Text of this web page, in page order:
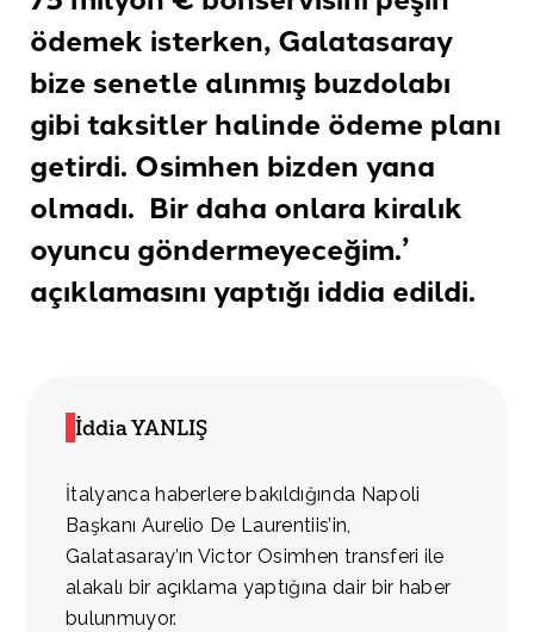
ödemek isterken, Galatasaray
bize senetle alınmış buzdolabı
gibi taksitler halinde ödeme planı
getirdi. Osimhen bizden yana
olmadı. Bir daha onlara kiralık
oyuncu göndermeyeceğim.’
açıklamasını yaptığı iddia edildi.
İddia YANLIŞ
İtalyanca haberlere bakıldığında Napoli
Başkanı Aurelio De Laurentiis’in,
Galatasaray’ın Victor Osimhen transferi ile
alakalı bir açıklama yaptığına dair bir haber
bulunmuyor.